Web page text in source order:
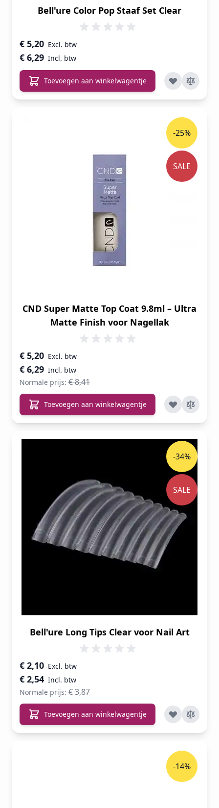
Bell'ure Color Pop Staaf Set Clear
€ 6,29
€ 5,20
Toevoegen aan winkelwagentje
CND Super Matte Top Coat 9.8ml – Ultra
Matte Finish voor Nagellak
Speciale prijs
€ 6,29
€ 5,20
Normale prijs: € 8,41
-25%
SALE
Toevoegen aan winkelwagentje
Bell'ure Long Tips Clear voor Nail Art
Speciale prijs
€ 2,54
€ 2,10
Normale prijs: € 3,87
-34%
SALE
Toevoegen aan winkelwagentje
-14%